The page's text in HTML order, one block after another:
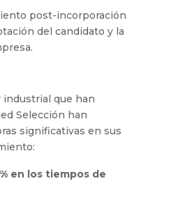
post-incorporación
del candidato y la
industrial que han
Selección han
significativas en sus
en los tiempos de